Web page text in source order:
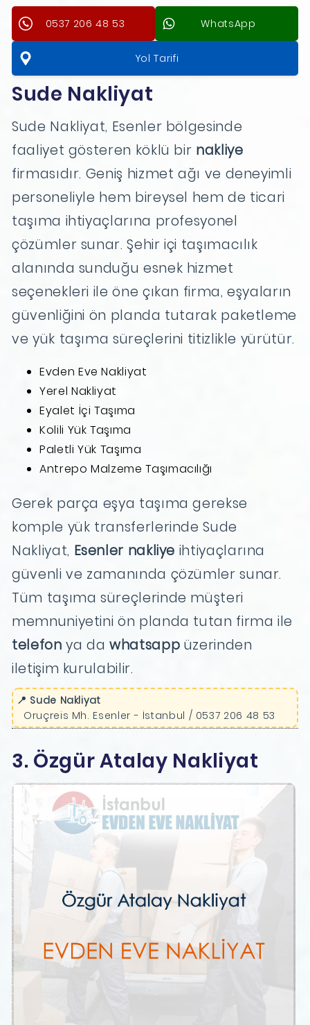
0537 206 48 53 WhatsApp
Yol Tarifi
Sude Nakliyat
Sude Nakliyat, Esenler bölgesinde
faaliyet gösteren köklü bir nakliye
firmasıdır. Geniş hizmet ağı ve deneyimli
personeliyle hem bireysel hem de ticari
taşıma ihtiyaçlarına profesyonel
çözümler sunar. Şehir içi taşımacılık
alanında sunduğu esnek hizmet
seçenekleri ile öne çıkan firma, eşyaların
güvenliğini ön planda tutarak paketleme
ve yük taşıma süreçlerini titizlikle yürütür.
Evden Eve Nakliyat
Yerel Nakliyat
Eyalet İçi Taşıma
Kolili Yük Taşıma
Paletli Yük Taşıma
Antrepo Malzeme Taşımacılığı
Gerek parça eşya taşıma gerekse
komple yük transferlerinde Sude
Nakliyat, Esenler nakliye ihtiyaçlarına
güvenli ve zamanında çözümler sunar.
Tüm taşıma süreçlerinde müşteri
memnuniyetini ön planda tutan firma ile
telefon ya dawhatsapp üzerinden
iletişim kurulabilir.
📍 Sude Nakliyat
Oruçreis Mh. Esenler - İstanbul / 0537 206 48 53
3. Özgür Atalay Nakliyat